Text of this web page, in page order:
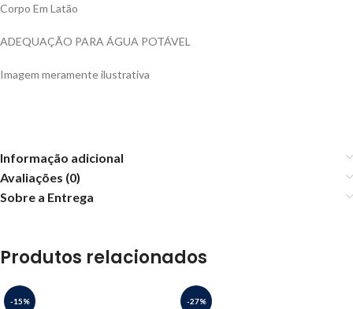
Corpo Em Latão
ADEQUAÇÃO PARA ÁGUA POTÁVEL
Imagem meramente ilustrativa
Informação adicional
Avaliações (0)
Sobre a Entrega
Produtos relacionados
-15% -27%